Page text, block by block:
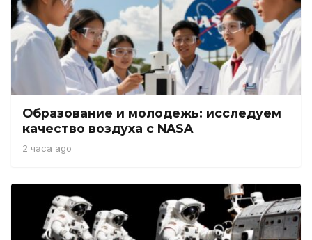
Образование и молодежь: исследуем
качество воздуха с NASA
2 часа ago